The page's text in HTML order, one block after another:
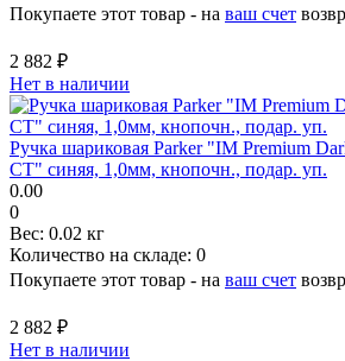
Покупаете этот товар - на ваш счет
2 882 ₽
Нет в наличии
Ручка шариковая Parker "IM Premium
CT" синяя, 1,0мм, кнопочн., подар. уп.
0.00
0
Вес: 0.02 кг
Количество на складе: 0
Покупаете этот товар - на ваш счет
2 882 ₽
Нет в наличии